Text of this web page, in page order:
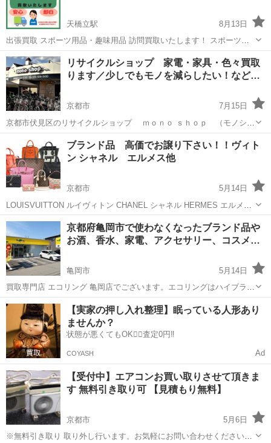
天橋立駅
8月13日
出張買取 スポーツ用品・趣味用品 訪問買取いたします！ スポーツ用
品 趣味のグッズ等 眠っていませんか？ 部活で使っていたもの、前ま
でやっていたスポーツや趣味のものなど 傷があったり古くてもOK! ま
ずはお見積もりだけで...
京都 宮津市 天橋立駅 リサイクルショップ 出張買取
リサイクルショップ 家電・家具・色々買取
ります／少しでもモノを減らしたい！など…
京都市
7月15日
京都市伏見区のリサイクルショップ ｍｏｎｏ ｓｈｏｐ （モノショ
ップ）です。 家財処分などでお困りごとはございませんか？ 引越によ
る片付け・買い替えによる不要品・空き家の整理・少しでもモノを減
らしたい場合はご...
京都 リサイクルショップ 無料
ブランド品 高価でお譲り下さい！！ヴィト
ン シャネル エルメス他
京都市
5月14日
LOUISVUITTON ルイヴィトン CHANEL シャネル HERMES エルメス
他ブランドバッグ、財布、アクセサリー 高価で、即金買取致しま
す！！ 中古ブランドショップやリサイクルショップよりも高価買取を
お約束...
京都 京都市 リサイクルショップ 買取
京都府亀岡市で使わなくなったブランド品や
お酒、香水、家電、アクセサリー、コスメ…
亀岡市
5月14日
買取専門店 エコリング 亀岡店でございます。エコリングはハイブラン
ド品をはじめ、お客様がご家庭で使わなくなったお品物を買取してお
ります！お品物に応じた当社独自の販路を確保しておりますので、な
んでもお値段をお付けすることが可能...
京都 亀岡市 リサイクルショップ 買取
【実家の押し入れ整理】眠っている人形あり
ませんか？
状態が悪くてもOK🙆‍♀️査定0円‼️
COYASH Ad
【受付中】エアコンお買い取りさせて頂きま
す 無料引き取り可 【見積もり無料】
京都市
5月6日
※無料引き取り 取り外し行います。お気軽にお問い合わせください。